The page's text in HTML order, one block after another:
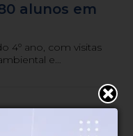
alunos em
4º ano, com visitas
e